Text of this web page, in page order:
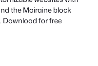
the Moiraine block
Download for free